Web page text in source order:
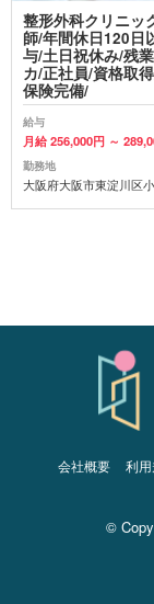
整形外科クリニッ
師/年間休日120日
与/土日祝休み/残
カ/正社員/資格取
保険完備/
給与
月給 256,000円 ～
勤務地
大阪府大阪市東淀川区
会社概要 利
©